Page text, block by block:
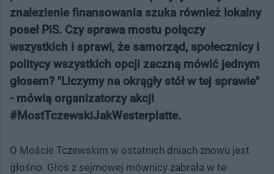
znalezienie finansowania szuka również lokalny
poseł PiS. Czy sprawa mostu połączy
wszystkich i sprawi, że samorząd, społecznicy i
politycy wszystkich opcji zaczną mówić jednym
głosem? "Liczymy na okrągły stół w tej sprawie"
- mówią organizatorzy akcji
#MostTczewskiJakWesterplatte.
O Moście Tczewskim w ostatnich dniach znowu jest
głośno. Głos z sejmowej mównicy zabrała w te